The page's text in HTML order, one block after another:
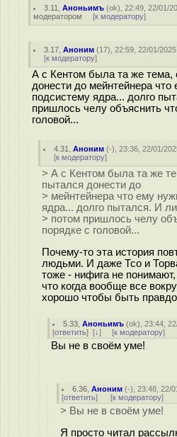
3.11 ,Аноньимъ (ok), 22:49, 22/01/
модератором [к модератору]
3.17 ,Аноним (17), 22:59, 22/01/
[к модератору]
А с Кентом была та же тема,
донести до мейнтейнера
подсистему ядра... долго
пришлось челу объяснить
головой...
4.31 ,Аноним (-), 23:36, 22/01/
[к модератору]
> А с Кентом была та же
пытался донести до
> мейнтейнера что ему
ядра... долго пытался. И
> потом пришлось челу
порядке с головой...
Почему-то эта история
людьми. И даже Тсо и
тоже - нифига не
что когда вообще все
хорошо чтобы быть
5.33 ,Аноньимъ (ok), 23:44,
[ответить] [↓] [к модератору]
Вы не в своём уме!
6.36 ,Аноним (-), 23:48, 22/
[ответить] [к модератору]
> Вы не в своём уме!
Я просто читал